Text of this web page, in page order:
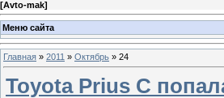
[Avto-mak]
Меню сайта
Главная » 2011 » Октябрь » 24
Toyota Prius С